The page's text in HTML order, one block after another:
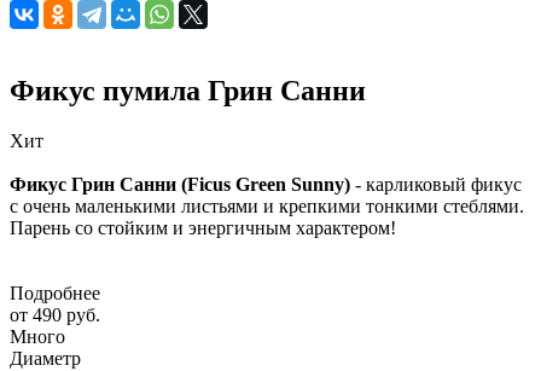
Фикус пумила Грин Санни
Хит
Фикус Грин Санни (Ficus Green Sunny) - карликовый фикус
с очень маленькими листьями и крепкими тонкими стеблями.
Парень со стойким и энергичным характером!
Подробнее
от 490 руб.
Много
Диаметр